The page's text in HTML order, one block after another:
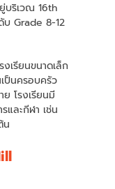
บริเวณ 16th
บ Grade 8-12
งเรียนขนาดเล็ก
ป็นครอบครัว
โรงเรียนมี
และกีฬา เช่น
น